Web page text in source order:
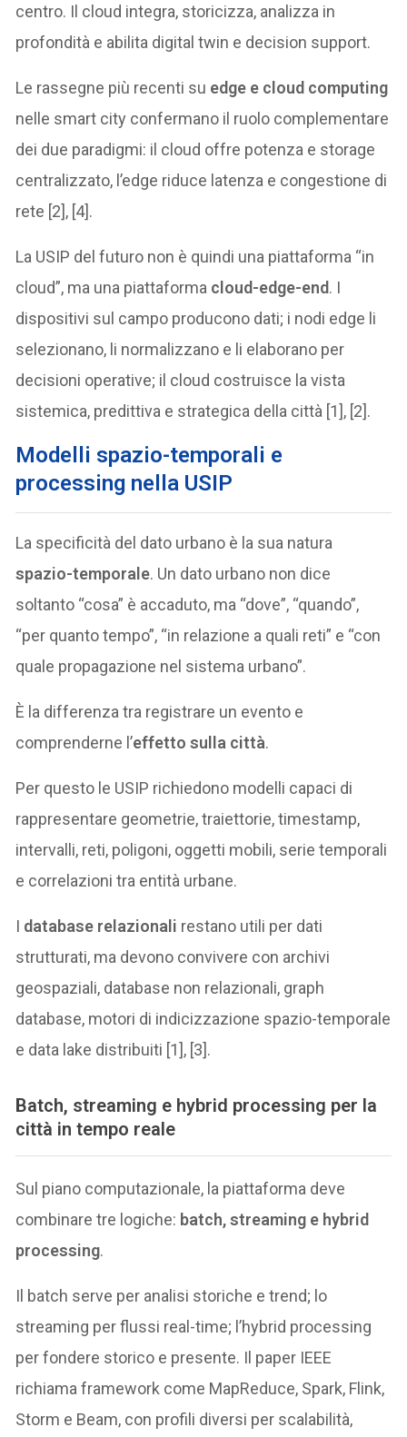
centro. Il cloud integra, storicizza, analizza in
profondità e abilita digital twin e decision support.
Le rassegne più recenti su edge e cloud computing
nelle smart city confermano il ruolo complementare
dei due paradigmi: il cloud offre potenza e storage
centralizzato, l’edge riduce latenza e congestione di
rete [2], [4].
La USIP del futuro non è quindi una piattaforma “in
cloud”, ma una piattaforma cloud-edge-end. I
dispositivi sul campo producono dati; i nodi edge li
selezionano, li normalizzano e li elaborano per
decisioni operative; il cloud costruisce la vista
sistemica, predittiva e strategica della città [1], [2].
Modelli spazio-temporali e
processing nella USIP
La specificità del dato urbano è la sua natura
spazio-temporale. Un dato urbano non dice
soltanto “cosa” è accaduto, ma “dove”, “quando”,
“per quanto tempo”, “in relazione a quali reti” e “con
quale propagazione nel sistema urbano”.
È la differenza tra registrare un evento e
comprenderne l’effetto sulla città.
Per questo le USIP richiedono modelli capaci di
rappresentare geometrie, traiettorie, timestamp,
intervalli, reti, poligoni, oggetti mobili, serie temporali
e correlazioni tra entità urbane.
I database relazionali restano utili per dati
strutturati, ma devono convivere con archivi
geospaziali, database non relazionali, graph
database, motori di indicizzazione spazio-temporale
e data lake distribuiti [1], [3].
Batch, streaming e hybrid processing per la
città in tempo reale
Sul piano computazionale, la piattaforma deve
combinare tre logiche: batch, streaming e hybrid
processing.
Il batch serve per analisi storiche e trend; lo
streaming per flussi real-time; l’hybrid processing
per fondere storico e presente. Il paper IEEE
richiama framework come MapReduce, Spark, Flink,
Storm e Beam, con profili diversi per scalabilità,